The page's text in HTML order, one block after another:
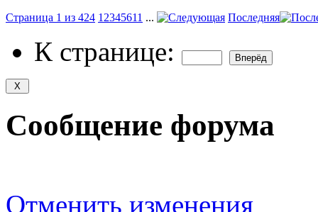
Страница 1 из 424 1 2345611 ... Последняя
К странице:
Сообщение форума
Отменить изменения